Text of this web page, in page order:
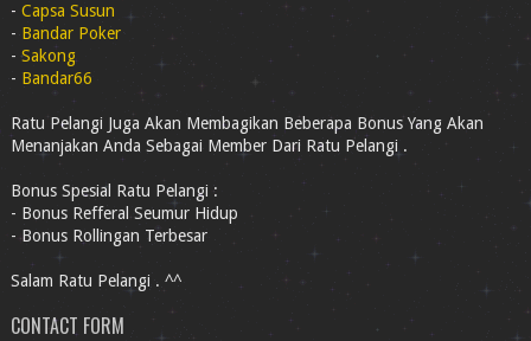
- Capsa Susun
- Bandar Poker
- Sakong
- Bandar66
Ratu Pelangi Juga Akan Membagikan Beberapa Bonus Yang Akan
Menanjakan Anda Sebagai Member Dari Ratu Pelangi .
Bonus Spesial Ratu Pelangi :
- Bonus Refferal Seumur Hidup
- Bonus Rollingan Terbesar
Salam Ratu Pelangi . ^^
CONTACT FORM